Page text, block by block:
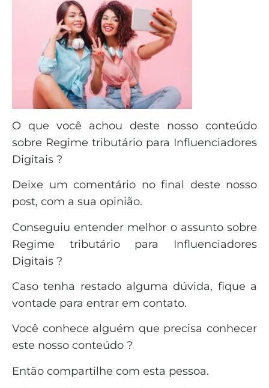
O que você achou deste nosso conteúdo
sobre Regime tributário para Influenciadores
Digitais ?
Deixe um comentário no final deste nosso
post, com a sua opinião.
Conseguiu entender melhor o assunto sobre
Regime tributário para Influenciadores
Digitais ?
Caso tenha restado alguma dúvida, fique a
vontade para entrar em contato.
Você conhece alguém que precisa conhecer
este nosso conteúdo ?
Então compartilhe com esta pessoa.